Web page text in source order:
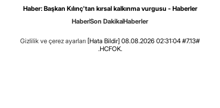
Haber: Başkan Kılınç'tan kırsal kalkınma vurgusu - Haberler
HaberSon DakikaHaberler
Gizlilik ve çerez ayarları [Hata Bildir] 08.08.2026 02:31:04 #7.13#
.HCFOK.